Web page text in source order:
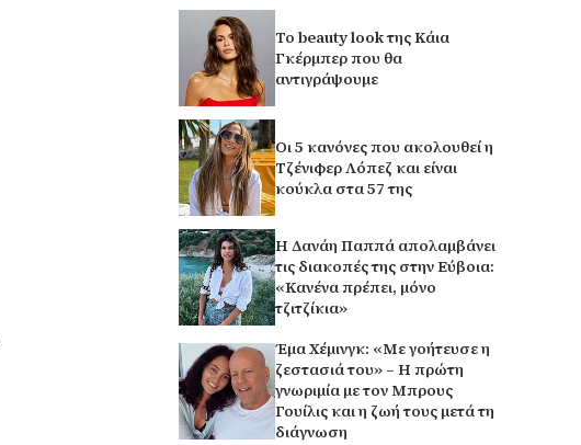
Το beauty look της Κάια
Γκέρμπερ που θα
αντιγράψουμε
Οι 5 κανόνες που ακολουθεί η
Τζένιφερ Λόπεζ και είναι
κούκλα στα 57 της
Η Δανάη Παππά απολαμβάνει
τις διακοπές της στην Εύβοια:
«Κανένα πρέπει, μόνο
τζιτζίκια»
Έμα Χέμινγκ: «Με γοήτευσε η
ζεστασιά του» – Η πρώτη
γνωριμία με τον Μπρους
Γουίλις και η ζωή τους μετά τη
διάγνωση